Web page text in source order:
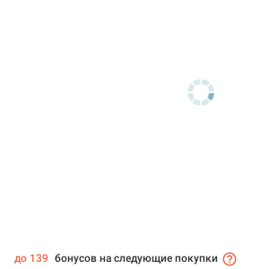
до 139 бонусов на следующие покупки